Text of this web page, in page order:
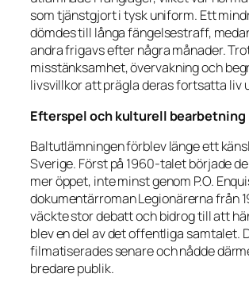
som tjänstgjort i tysk uniform. Ett
dömdes till långa fängelsestraff,
andra frigavs efter några månader.
misstänksamhet, övervakning och
livsvillkor att prägla deras fortsatta liv
Efterspel och kulturell bearbetning
Baltutlämningen förblev länge ett
Sverige. Först på 1960-talet började
mer öppet, inte minst genom P.O.
dokumentärroman Legionärerna från
väckte stor debatt och bidrog till att
blev en del av det offentliga samtalet.
filmatiserades senare och nådde
bredare publik.